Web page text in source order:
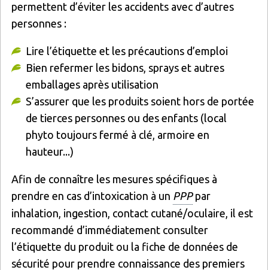
permettent d’éviter les accidents avec d’autres
personnes :
Lire l’étiquette et les précautions d’emploi
Bien refermer les bidons, sprays et autres
emballages après utilisation
S’assurer que les produits soient hors de portée
de tierces personnes ou des enfants (local
phyto toujours fermé à clé, armoire en
hauteur...)
Afin de connaître les mesures spécifiques à
prendre en cas d’intoxication à un PPPpar
inhalation, ingestion, contact cutané/oculaire, il est
recommandé d’immédiatement consulter
l’étiquette du produit ou la fiche de données de
sécurité pour prendre connaissance des premiers